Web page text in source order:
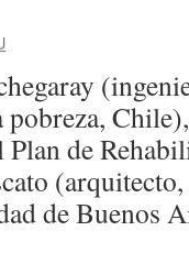
pobreza,
de
de